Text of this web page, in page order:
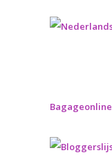
Bagageonline